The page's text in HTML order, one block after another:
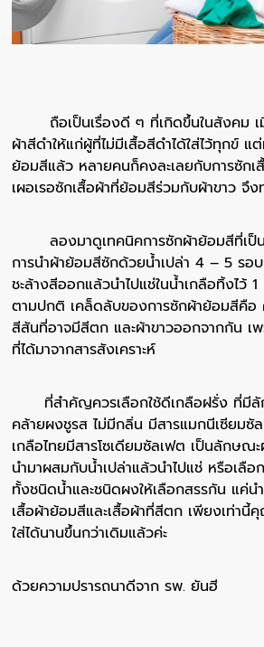
ถือเป็นเรื่องดี ๆ ที่เกิดขึ้นในสังคม เ
ผ้าสีดำให้แก่ผู้ที่ไม่มีเสื้อสีดำได้ใส่ไว้ทุกข์ แ
ย้อมสีแล้ว หลายคนก็คงละเลยกับการซักเ
เผอเรอซักเสื้อผ้าที่ย้อมสีร่วมกับผ้าขาว จึง
ลองมาดูเทคนิคการซักผ้าย้อมสีที่เป็น
การนำผ้าย้อมสีซักด้วยน้ำเปล่า 4 – 5 รอ
ชะล้างสีออกแล้วนำไปแช่ในน้ำเกลือทิ้งไว้
ตามปกติ เคล็ดลับของการซักผ้าย้อมสีคือ
สีสันที่อาจมีสีตก และผ้าขาวออกจากกัน เพ
ที่ได้มาจากสารสังเคราะห์
ที่สำคัญควรเลือกใช้ดีเกลือฝรั่ง ที่มีลั
คล้ายผงชูรส ไม่มีกลิ่น มีสารแมกนีเซียมซั
เกลือไทยมีสารโซเดียมซัลเฟต เป็นลักษณ
นำมาผสมกับน้ำเปล่าแล้วนำไปแช่ หรือเลื
ทั้งชนิดน้ำและชนิดผงให้เลือกสรรกัน แค่น
เสื้อผ้าย้อมสีและเสื้อผ้าที่สีตก เพียงเท่านี้
ใส่ได้นานขึ้นกว่าเดิมแล้วค่ะ
ด้วยความปรารถนาดีจาก รพ. ยันฮี